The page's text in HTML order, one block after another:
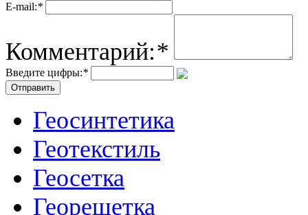
E-mail:*
Комментарий:*
Введите цифры:*
Геосинтетика
Геотекстиль
Геосетка
Георешетка